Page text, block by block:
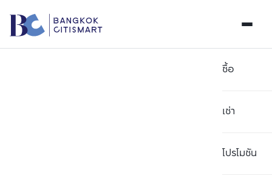
ซื้อ
เช่า
โปรโมชัน